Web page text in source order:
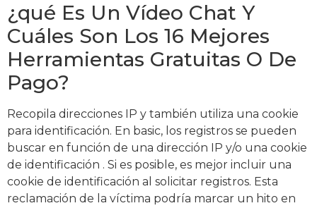
¿qué Es Un Vídeo Chat Y
Cuáles Son Los 16 Mejores
Herramientas Gratuitas O De
Pago?
Recopila direcciones IP y también utiliza una cookie
para identificación. En basic, los registros se pueden
buscar en función de una dirección IP y/o una cookie
de identificación . Si es posible, es mejor incluir una
cookie de identificación al solicitar registros. Esta
reclamación de la víctima podría marcar un hito en